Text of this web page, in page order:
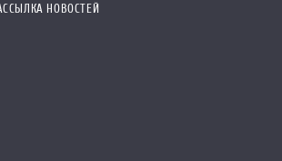
НОВОСТЕЙ